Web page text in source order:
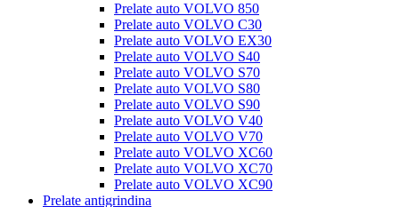
Prelate auto VOLVO 850
Prelate auto VOLVO C30
Prelate auto VOLVO EX30
Prelate auto VOLVO S40
Prelate auto VOLVO S70
Prelate auto VOLVO S80
Prelate auto VOLVO S90
Prelate auto VOLVO V40
Prelate auto VOLVO V70
Prelate auto VOLVO XC60
Prelate auto VOLVO XC70
Prelate auto VOLVO XC90
Prelate antigrindina